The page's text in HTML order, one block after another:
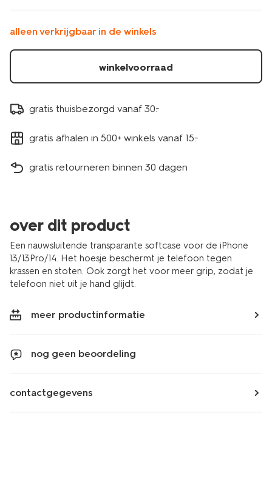
14pro-
39630230.html
alleen verkrijgbaar in de winkels
winkelvoorraad
gratis thuisbezorgd vanaf 30.-
gratis afhalen in 500+ winkels vanaf 15.-
gratis retourneren binnen 30 dagen
over dit product
Een nauwsluitende transparante softcase voor de iPhone
13/13Pro/14. Het hoesje beschermt je telefoon tegen
krassen en stoten. Ook zorgt het voor meer grip, zodat je
telefoon niet uit je hand glijdt.
meer productinformatie
nog geen beoordeling
contactgegevens